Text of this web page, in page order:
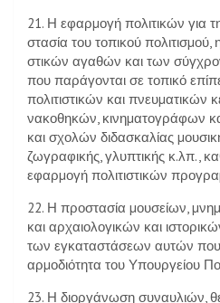
21. Η εφαρµογή πολιτικών για
στασία του τοπικού
στικών αγαθών και των
που παράγονται σε τοπικό
πολιτιστικών και πνευµατικών
νακοθηκών, κινηµατογράφων
και σχολών διδασκαλίας
ζωγραφικής, γλυπτικής κ.λπ.,
εφαρµογή πολιτιστικών
22. Η προστασία µουσείων,
και αρχαιολογικών και
των εγκαταστάσεων αυτών
αρµοδιότητα του Υπουργείου
23. Η διοργάνωση συναυλιών,